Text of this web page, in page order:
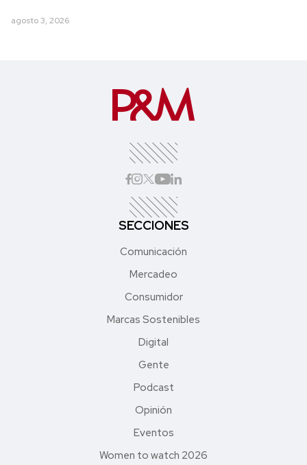
agosto 3, 2026
SECCIONES
Comunicación
Mercadeo
Consumidor
Marcas Sostenibles
Digital
Gente
Podcast
Opinión
Eventos
Women to watch 2026